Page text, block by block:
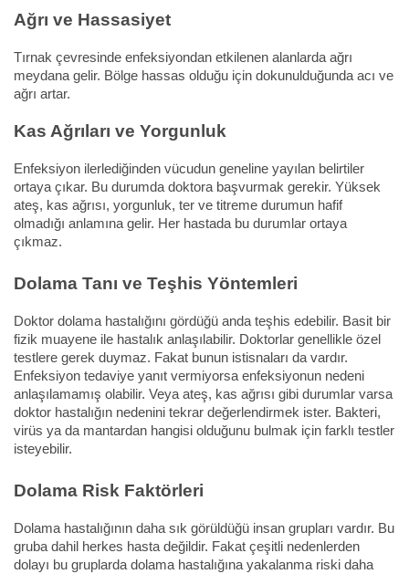
Ağrı ve Hassasiyet
Tırnak çevresinde enfeksiyondan etkilenen alanlarda ağrı
meydana gelir. Bölge hassas olduğu için dokunulduğunda acı ve
ağrı artar.
Kas Ağrıları ve Yorgunluk
Enfeksiyon ilerlediğinden vücudun geneline yayılan belirtiler
ortaya çıkar. Bu durumda doktora başvurmak gerekir. Yüksek
ateş, kas ağrısı, yorgunluk, ter ve titreme durumun hafif
olmadığı anlamına gelir. Her hastada bu durumlar ortaya
çıkmaz.
Dolama Tanı ve Teşhis Yöntemleri
Doktor dolama hastalığını gördüğü anda teşhis edebilir. Basit bir
fizik muayene ile hastalık anlaşılabilir. Doktorlar genellikle özel
testlere gerek duymaz. Fakat bunun istisnaları da vardır.
Enfeksiyon tedaviye yanıt vermiyorsa enfeksiyonun nedeni
anlaşılamamış olabilir. Veya ateş, kas ağrısı gibi durumlar varsa
doktor hastalığın nedenini tekrar değerlendirmek ister. Bakteri,
virüs ya da mantardan hangisi olduğunu bulmak için farklı testler
isteyebilir.
Dolama Risk Faktörleri
Dolama hastalığının daha sık görüldüğü insan grupları vardır. Bu
gruba dahil herkes hasta değildir. Fakat çeşitli nedenlerden
dolayı bu gruplarda dolama hastalığına yakalanma riski daha